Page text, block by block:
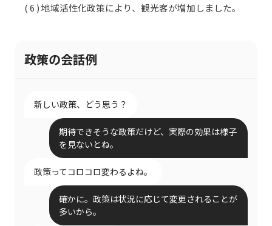
( 6 ) 地域活性化政策により、観光客が増加しました。
政策の会話例
新しい政策、どう思う？
期待できそうな政策だけど、実際の効果は様子
を見ないとね。
政策ってコロコロ変わるよね。
確かに。政策は状況に応じて変更されることが
多いから。